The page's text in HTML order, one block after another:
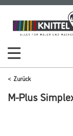
Zum
Inhalt
Zum
Navigationsmenü
Zurück
M-Plus